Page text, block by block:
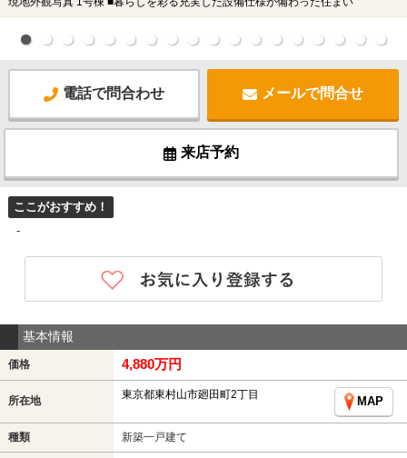
電話で問合わせ メールで問合せ
来店予約
ここがおすすめ！
-
基本情報
価格 4,880万円
所在地 東京都東村山市廻田町2丁目
MAP
種類 新築一戸建て